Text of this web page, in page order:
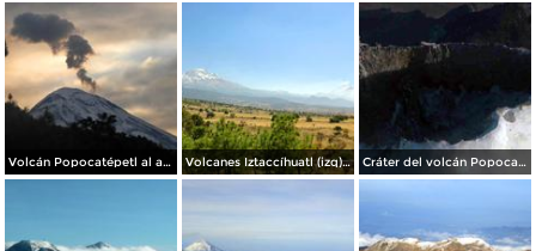
Volcán Popocatépetl al amanecer Volcanes Iztaccíhuatl (izq) y Popocatépetl (der) Cráter del volcán Popocatépetl